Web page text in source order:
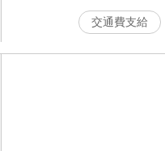
交通費支給